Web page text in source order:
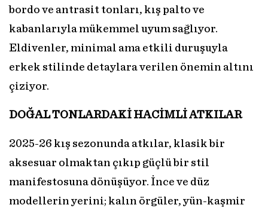
bordo ve antrasit tonları, kış palto ve
kabanlarıyla mükemmel uyum sağlıyor.
Eldivenler, minimal ama etkili duruşuyla
erkek stilinde detaylara verilen önemin altını
çiziyor.
DOĞAL TONLARDAKİ HACİMLİ ATKILAR
2025-26 kış sezonunda atkılar, klasik bir
aksesuar olmaktan çıkıp güçlü bir stil
manifestosuna dönüşüyor. İnce ve düz
modellerin yerini; kalın örgüler, yün-kaşmir